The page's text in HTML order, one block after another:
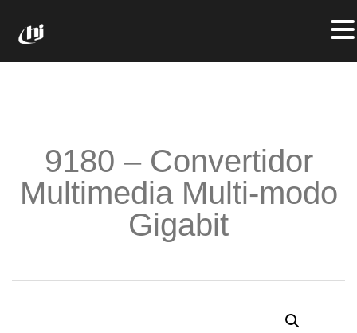
9180 – Convertidor
Multimedia Multi-modo
Gigabit